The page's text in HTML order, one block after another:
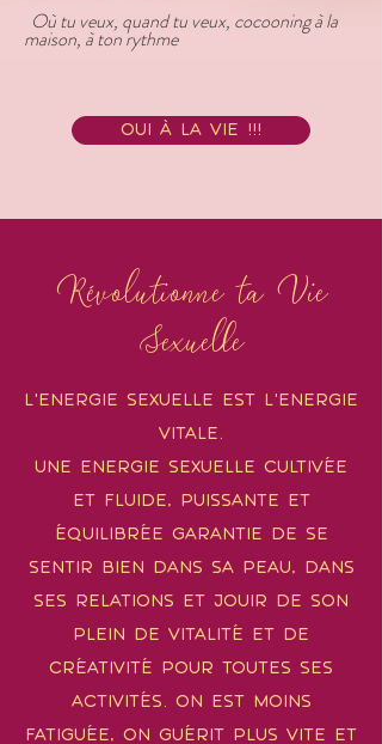
Où tu veux, quand tu veux, cocooning à la
maison, à ton rythme
oui à la vie !!!
Révolutionne ta Vie
Sexuelle
L'eNERGIE SEXUELLE EST L'ENERGIE
VITALE.
UNE ENERGIE SEXUELLE CULTIVÉE
ET FLUIDE, PUISSANTE ET
ÉQUILIBRÉE GARANTIE DE SE
SENTIR BIEN DANS SA PEAU, DANS
SES RELATIONS ET JOUIR DE SON
PLEIN DE VITALITÉ ET DE
CRÉATIVITÉ POUR TOUTES SES
ACTIVITÉS. ON EST MOINS
FATIGUÉE, ON GUÉRIT PLUS VITE et